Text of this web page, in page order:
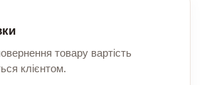
товару вартість
клієнтом.